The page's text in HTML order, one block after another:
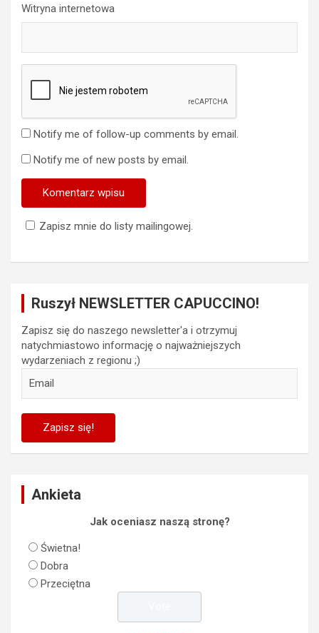
Witryna internetowa
Notify me of follow-up comments by email.
Notify me of new posts by email.
Zapisz mnie do listy mailingowej.
Ruszył NEWSLETTER CAPUCCINO!
Zapisz się do naszego newsletter'a i otrzymuj
natychmiastowo informację o najważniejszych
wydarzeniach z regionu ;)
Ankieta
Jak oceniasz naszą stronę?
Świetna!
Dobra
Przeciętna